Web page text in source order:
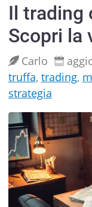
Il trading
Scopri la
Carlo
truffa, trading,
strategia